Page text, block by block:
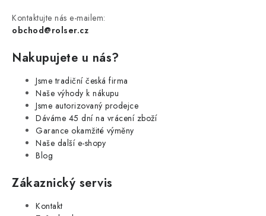
Kontaktujte nás e-mailem:
obchod@rolser.cz
Nakupujete u nás?
Jsme tradiční česká firma
Naše výhody k nákupu
Jsme autorizovaný prodejce
Dáváme 45 dní na vrácení zboží
Garance okamžité výměny
Naše další e-shopy
Blog
Zákaznický servis
Kontakt